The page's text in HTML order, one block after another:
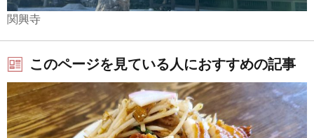
関興寺
このページを見ている人におすすめの記事